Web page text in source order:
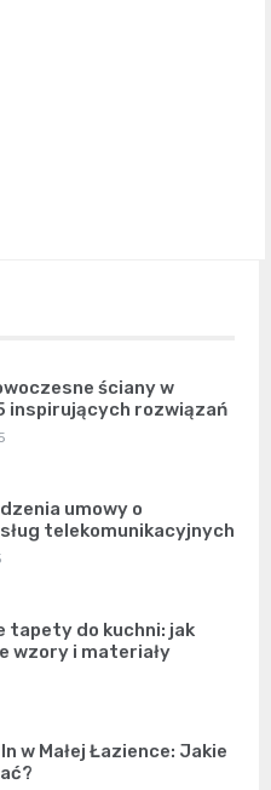
ściany w
inspirujących rozwiązań
umowy o
telekomunikacyjnych
tapety do kuchni: jak
wzory i materiały
w Małej Łazience: Jakie